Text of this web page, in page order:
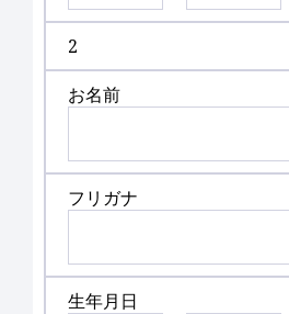
2
お名前
フリガナ
生年月日